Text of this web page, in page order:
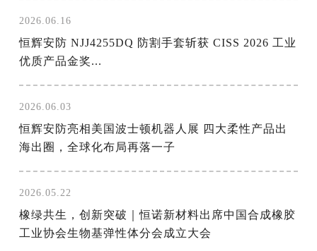
2026.06.16
恒辉安防 NJJ4255DQ 防割手套斩获 CISS 2026 工业
优质产品金奖...
2026.06.03
恒辉安防亮相美国波士顿机器人展 四大柔性产品出
海出圈，全球化布局再落一子
2026.05.22
橡绿共生，创新突破｜恒诺新材料出席中国合成橡胶
工业协会生物基弹性体分会成立大会